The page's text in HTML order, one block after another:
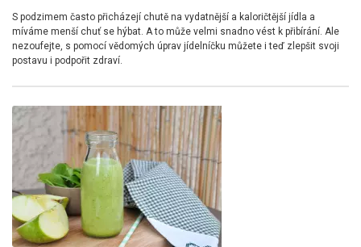
S podzimem často přicházejí chutě na vydatnější a kaloričtější jídla a
míváme menší chuť se hýbat. A to může velmi snadno vést k přibírání. Ale
nezoufejte, s pomocí vědomých úprav jídelníčku můžete i teď zlepšit svoji
postavu i podpořit zdraví.